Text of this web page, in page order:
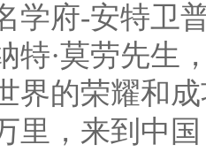
学府-安特卫
特·莫劳先生
界的荣耀和
里，来到中